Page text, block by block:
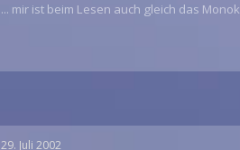
... mir ist beim Lesen auch gleich das
29. Juli 2002